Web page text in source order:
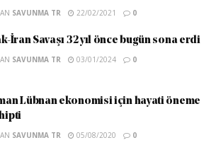
SAVUNMA TR 22/02/2021 0
İran Savaşı 32 yıl önce bugün sona erdi
SAVUNMA TR 03/01/2024 0
Lübnan ekonomisi için hayati öneme
SAVUNMA TR 05/08/2020 0